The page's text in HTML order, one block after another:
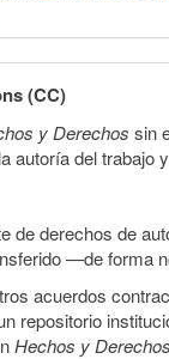
(CC)
y Derechos sin
autoría del
de derechos de
—de forma
acuerdos
repositorio
Hechos y Derechos